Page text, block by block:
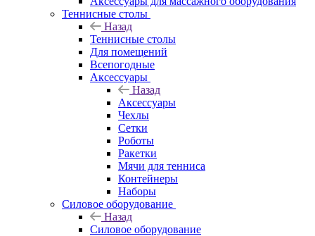
Теннисные столы
Назад
Теннисные столы
Для помещений
Всепогодные
Аксессуары
Назад
Аксессуары
Чехлы
Сетки
Роботы
Ракетки
Мячи для тенниса
Контейнеры
Наборы
Силовое оборудование
Назад
Силовое оборудование